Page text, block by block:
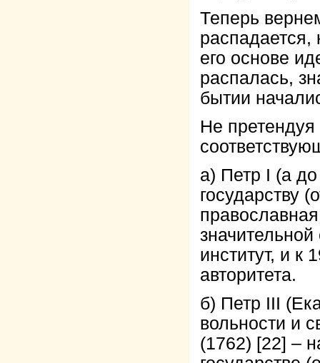
Теперь
распадается,
его основе
распалась,
бытии
Не
а) Петр I (а
государству
институт, и к
авторитета.
б) Петр III
вольности и
(1762) [22] –